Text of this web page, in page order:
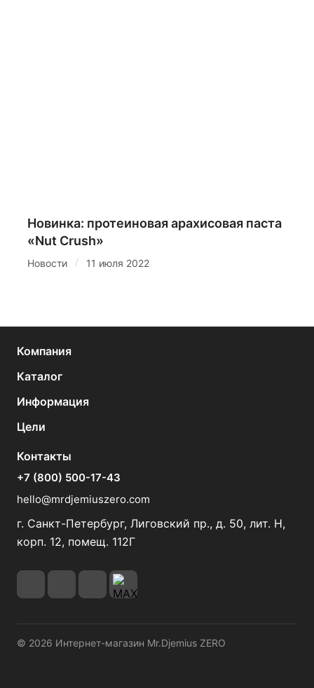
Новинка: протеиновая арахисовая паста
«Nut Crush»
Новости / 11 июля 2022
Компания
Каталог
Информация
Цели
Контакты
+7 (800) 500-17-43
hello@mrdjemiuszero.com
г. Санкт-Петербург, Лиговский пр., д. 50, лит. Н,
корп. 12, помещ. 112Г
© 2026 Интернет-магазин Mr.Djemius ZERO